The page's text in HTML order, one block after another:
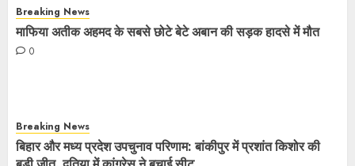
Breaking News
माफिया अतीक अहमद के सबसे छोटे बेटे अबान की सड़क हादसे में मौत
0
Breaking News
बिहार और मध्य प्रदेश उपचुनाव परिणाम: बांकीपुर में प्रशांत किशोर की